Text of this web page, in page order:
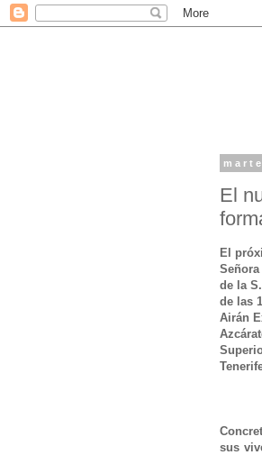
El
El
de la
de las
Airán
sus